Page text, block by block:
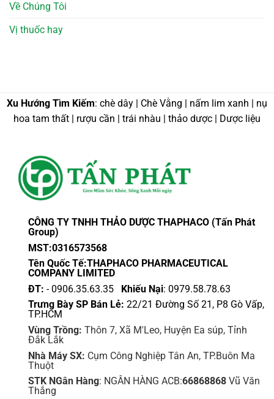
Về Chúng Tôi
Vị thuốc hay
Xu Hướng Tìm Kiếm: chè dây | Chè Vằng | nấm lim xanh | nụ
hoa tam thất | rượu cần | trái nhàu | thảo dược | Dược liệu
CÔNG TY TNHH THẢO DƯỢC THAPHACO (Tấn Phát
Group)
MST:0316573568
Tên Quốc Tế:THAPHACO PHARMACEUTICAL
COMPANY LIMITED
ĐT: - 0906.35.63.35 Khiếu Nại: 0979.58.78.63
Trưng Bày SP Bán Lẻ: 22/21 Đường Số 21, P8 Gò Vấp,
TP.HCM
Vùng Trồng: Thôn 7, Xã M'Leo, Huyện Ea súp, Tỉnh
Đắk Lắk
Nhà Máy SX: Cụm Công Nghiệp Tân An, TP.Buôn Ma
Thuột
STK NGân Hàng: NGÂN HÀNG ACB:66868868Vũ Văn
Thắng